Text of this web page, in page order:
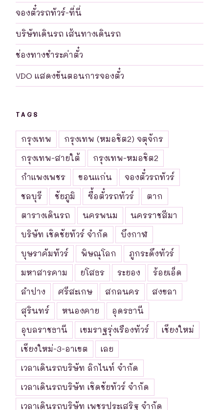
จองตั๋วรถทัวร์-ที่นี่
บริษัทเดินรถ เส้นทางเดินรถ
ช่องทางชำระค่าตั๋ว
VDO แสดงขันตอนการจองตั๋ว
TAGS
กรุงเทพ
กรุงเทพ (หมอชิต2) จตุจักร
กรุงเทพ-สายใต้
กรุงเทพ-หมอชิต2
กำแพงเพชร
ขอนแก่น
จองตั๋วรถทัวร์
ชลบุรี
ชัยภูมิ ซื้อตั๋วรถทัวร์
ตาก
ตารางเดินรถ
นครพนม
นครราชสีมา
บริษัท เชิดชัยทัวร์ จำกัด
บึงกาฬ
บุษราคัมทัวร์
พิษณุโลก
ภูกระดึงทัวร์
มหาสารคาม
ยโสธร ระยอง
ร้อยเอ็ด
ลำปาง
ศรีสะเกษ สกลนคร
สงขลา
สุรินทร์
หนองคาย
อุดรธานี
อุบลราชธานี
เขมราฐรุ่งเรืองทัวร์
เชียงใหม่
เชียงใหม่-3-อาเขต
เลย
เวลาเดินรถบริษัท ลิกไนท์ จำกัด
เวลาเดินรถบริษัท เชิดชัยทัวร์ จำกัด
เวลาเดินรถบริษัท เพชรประเสริฐ จำกัด